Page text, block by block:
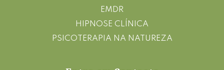
EMDR
HIPNOSE CLÍNICA
PSICOTERAPIA NA NATUREZA